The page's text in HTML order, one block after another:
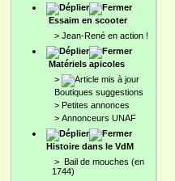
Essaim en scooter
> Jean-René en action !
Matériels apicoles
>
Boutiques suggestions
> Petites annonces
> Annonceurs UNAF
Histoire dans le VdM
> Bail de mouches (en
1744)